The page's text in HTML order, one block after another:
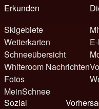
Erkunden
Skigebiete
Wetterkarten
Schneeübersicht
Whiteroom Nachrichten
Fotos
MeinSchnee
Sozial